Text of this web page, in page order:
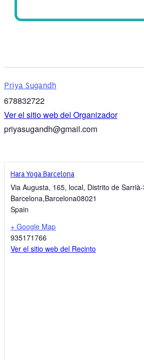
Priya Sugandh
678832722
Ver el sitio web del Organizador
priyasugandh@gmail.com
Hara Yoga Barcelona
Via Augusta, 165, local, Distrito de
Barcelona,Barcelona08021
Spain
+ Google Map
935171766
Ver el sitio web del Recinto